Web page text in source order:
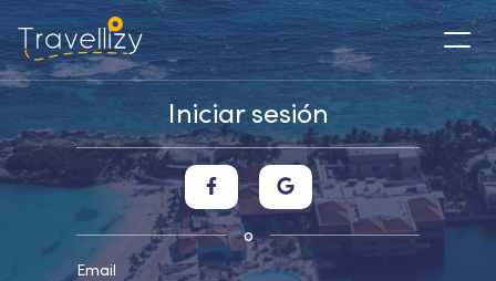
Iniciar sesión
o
Email